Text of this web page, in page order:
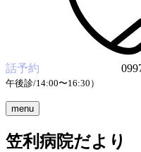
話予約
午後診/14:00〜16:30）
menu
笠利病院だより